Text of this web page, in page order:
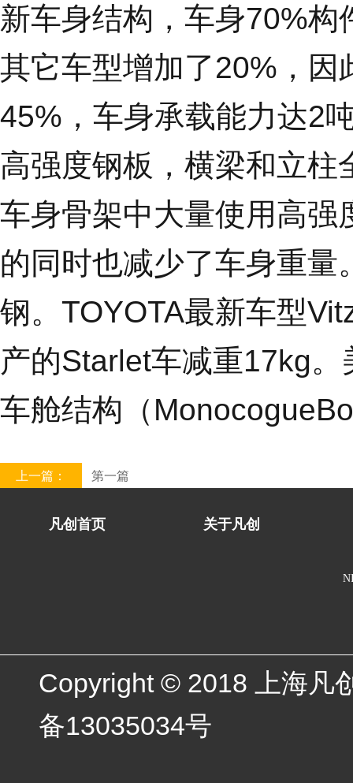
新车身结构，车身70%
其它车型增加了20%，因
45%，车身承载能力达2
高强度钢板，横梁和立
车身骨架中大量使用高强
的同时也减少了车身重
钢。TOYOTA最新车型
产的Starlet车减重17kg
车舱结构（
上一篇： 第一篇
凡创首页 关于凡创
Copyright © 2018 上海凡
备13035034号